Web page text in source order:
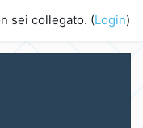
sei collegato. (Login)